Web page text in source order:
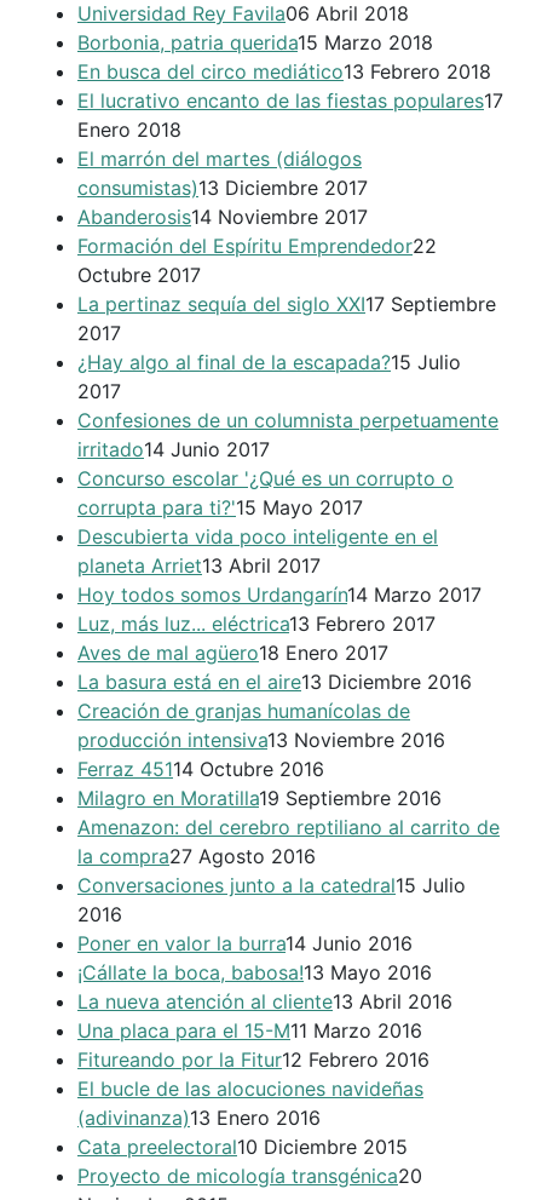
Universidad Rey Favila06 Abril 2018
Borbonia, patria querida15 Marzo 2018
En busca del circo mediático13 Febrero 2018
El lucrativo encanto de las fiestas populares17
Enero 2018
El marrón del martes (diálogos
consumistas)13 Diciembre 2017
Abanderosis14 Noviembre 2017
Formación del Espíritu Emprendedor22
Octubre 2017
La pertinaz sequía del siglo XXI17 Septiembre
2017
¿Hay algo al final de la escapada?15 Julio
2017
Confesiones de un columnista perpetuamente
irritado14 Junio 2017
Concurso escolar '¿Qué es un corrupto o
corrupta para ti?'15 Mayo 2017
Descubierta vida poco inteligente en el
planeta Arriet13 Abril 2017
Hoy todos somos Urdangarín14 Marzo 2017
Luz, más luz... eléctrica13 Febrero 2017
Aves de mal agüero18 Enero 2017
La basura está en el aire13 Diciembre 2016
Creación de granjas humanícolas de
producción intensiva13 Noviembre 2016
Ferraz 45114 Octubre 2016
Milagro en Moratilla19 Septiembre 2016
Amenazon: del cerebro reptiliano al carrito de
la compra27 Agosto 2016
Conversaciones junto a la catedral15 Julio
2016
Poner en valor la burra14 Junio 2016
¡Cállate la boca, babosa!13 Mayo 2016
La nueva atención al cliente13 Abril 2016
Una placa para el 15-M11 Marzo 2016
Fitureando por la Fitur12 Febrero 2016
El bucle de las alocuciones navideñas
(adivinanza)13 Enero 2016
Cata preelectoral10 Diciembre 2015
Proyecto de micología transgénica20